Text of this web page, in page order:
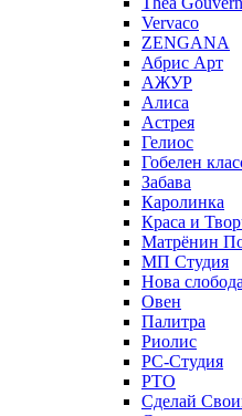
Vervaco
ZENGANA
Абрис Арт
АЖУР
Алиса
Астрея
Гелиос
Гобелен
Забава
Каролинка
Краса и
Матрёнин
МП Студия
Нова слобода
Овен
Палитра
Риолис
РС-Студия
РТО
Сделай